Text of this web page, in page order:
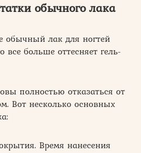
обычного лака
обычный лак для ногтей
все больше оттесняет гель-
полностью отказаться от
Вот несколько основных
Время нанесения